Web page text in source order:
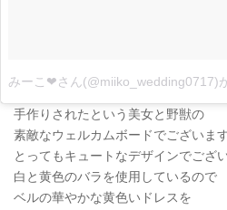
みーこ❤︎さん(@miiko_wedding0717)
手作りされたという美女と野獣の
素敵なウェルカムボードでございま
とってもキュートなデザインでござ
白と黄色のバラを使用しているので
ベルの華やかな黄色いドレスを